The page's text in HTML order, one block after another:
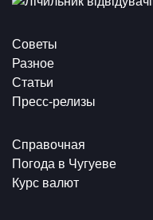
Советы
Разное
Статьи
Пресс-релизы
Справочная
Погода в Чугуеве
Курс валют